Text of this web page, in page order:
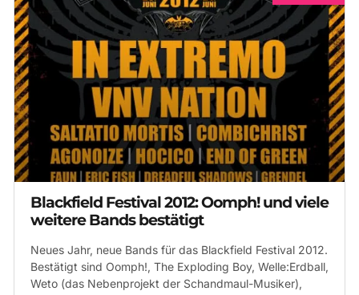
Blackfield Festival 2012: Oomph! und viele
weitere Bands bestätigt
Neues Jahr, neue Bands für das Blackfield Festival 2012.
Bestätigt sind Oomph!, The Exploding Boy, Welle:Erdball,
Weto (das Nebenprojekt der Schandmaul-Musiker),